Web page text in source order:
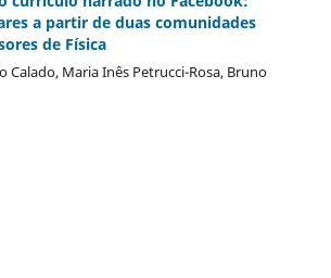
a partir de duas comunidades
de Física
Calado, Maria Inês Petrucci-Rosa, Bruno